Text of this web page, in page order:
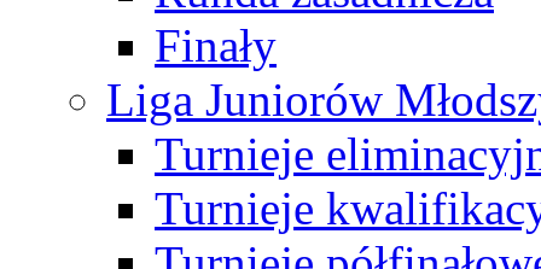
Finały
Liga Juniorów
Turnieje
Turnieje